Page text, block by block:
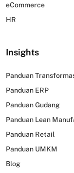
eCommerce
HR
Insights
Panduan
Panduan ERP
Panduan Gudang
Panduan Lean
Panduan Retail
Panduan UMKM
Blog